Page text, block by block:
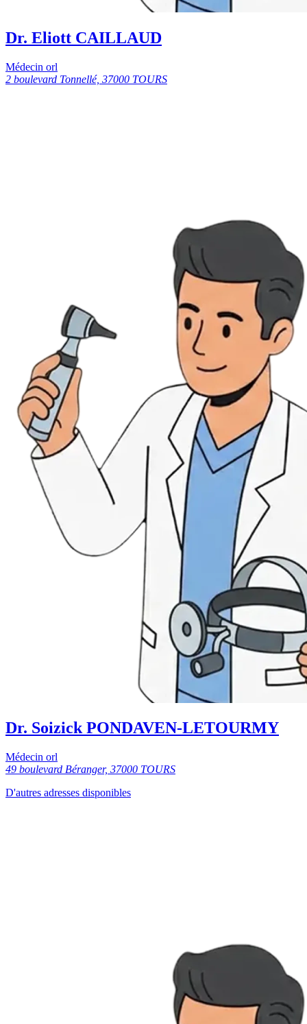
Dr. Eliott CAILLAUD
Médecin orl
2 boulevard Tonnellé, 37000 TOURS
Dr. Soizick PONDAVEN-LETOURMY
Médecin orl
49 boulevard Béranger, 37000 TOURS
D'autres adresses disponibles